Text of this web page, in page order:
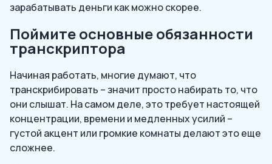
зарабатывать деньги как можно скорее.
Поймите основные обязанности
транскриптора
Начиная работать, многие думают, что
транскрибировать – значит просто набирать то, что
они слышат. На самом деле, это требует настоящей
концентрации, времени и медленных усилий –
густой акцент или громкие комнаты делают это еще
сложнее.